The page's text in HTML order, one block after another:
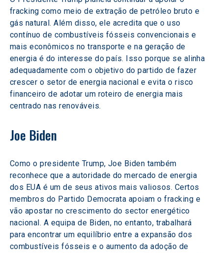
fracking como meio de extração de petróleo bruto e
gás natural. Além disso, ele acredita que o uso
contínuo de combustíveis fósseis convencionais e
mais econômicos no transporte e na geração de
energia é do interesse do país. Isso porque se alinha
adequadamente com o objetivo do partido de fazer
crescer o setor de energia nacional e evita o risco
financeiro de adotar um roteiro de energia mais
centrado nas renováveis.
Joe Biden
Como o presidente Trump, Joe Biden também
reconhece que a autoridade do mercado de energia
dos EUA é um de seus ativos mais valiosos. Certos
membros do Partido Democrata apoiam o fracking e
vão apostar no crescimento do sector energético
nacional. A equipa de Biden, no entanto, trabalhará
para encontrar um equilíbrio entre a expansão dos
combustíveis fósseis e o aumento da adoção de